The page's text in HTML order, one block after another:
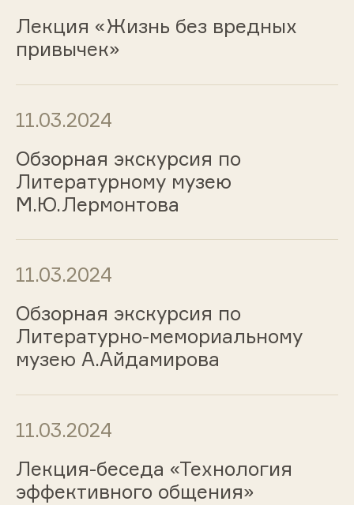
Лекция «Жизнь без вредных
привычек»
11.03.2024
Обзорная экскурсия по
Литературному музею
М.Ю.Лермонтова
11.03.2024
Обзорная экскурсия по
Литературно-мемориальному
музею А.Айдамирова
11.03.2024
Лекция-беседа «Технология
эффективного общения»